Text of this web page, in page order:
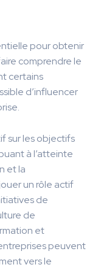
pour obtenir
comprendre le
certains
d’influencer
sur les objectifs
à l’atteinte
et la
un rôle actif
de
de
et
peuvent
vers le